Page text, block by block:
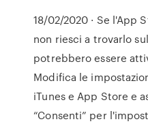
18/02/2020 · Se l'App
non riesci a trovarlo
potrebbero essere
Modifica le
iTunes e App Store e
“Consenti” per